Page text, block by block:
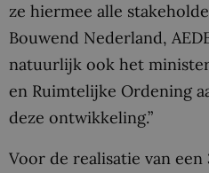
ze hiermee alle
Bouwend Nederland,
natuurlijk ook het
en Ruimtelijke Ordening
deze ontwikkeling.”
Voor de realisatie van